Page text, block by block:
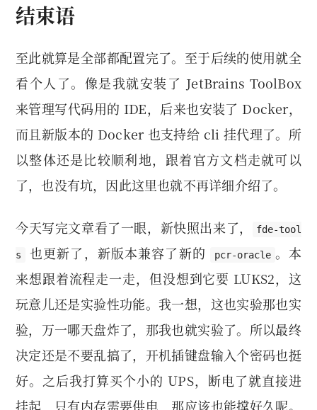
结束语
至此就算是全部都配置完了。至于后续的使用就全
看个人了。像是我就安装了 JetBrains ToolBox
来管理写代码用的 IDE，后来也安装了 Docker，
而且新版本的 Docker 也支持给 cli 挂代理了。所
以整体还是比较顺利地，跟着官方文档走就可以
了，也没有坑，因此这里也就不再详细介绍了。
今天写完文章看了一眼，新快照出来了， fde-tool
s 也更新了，新版本兼容了新的 pcr-oracle 。本
来想跟着流程走一走，但没想到它要 LUKS2，这
玩意儿还是实验性功能。我一想，这也实验那也实
验，万一哪天盘炸了，那我也就实验了。所以最终
决定还是不要乱搞了，开机插键盘输入个密码也挺
好。之后我打算买个小的 UPS，断电了就直接进
挂起，只有内存需要供电，那应该也能撑好久呢。